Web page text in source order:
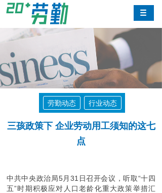
劳勤动态 行业动态
三孩政策下 企业劳动用工须知的这七
点
中共中央政治局5月31日召开会议，听取“十四
五”时期积极应对人口老龄化重大政策举措汇